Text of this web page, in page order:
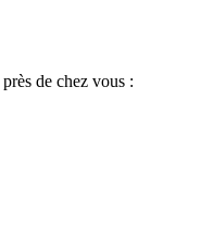
près de chez vous :